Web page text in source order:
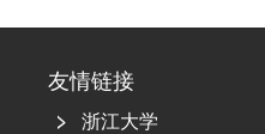
友情链接
浙江大学